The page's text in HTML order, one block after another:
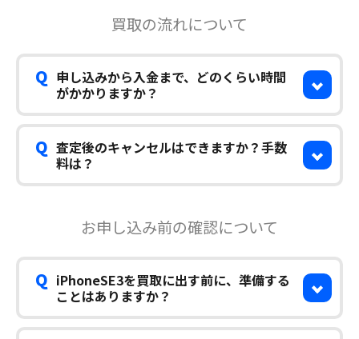
買取の流れについて
Q 申し込みから入金まで、どのくらい時間
がかかりますか？
Q 査定後のキャンセルはできますか？手数
料は？
お申し込み前の確認について
Q iPhoneSE3を買取に出す前に、準備する
ことはありますか？